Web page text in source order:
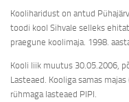
Kooliharidust on antud
toodi kool Sihvale selleks
praegune koolimaja. 1998.
Kooli liik muutus 30.05.2006,
Lasteaed. Kooliga samas
rühmaga lasteaed PIPI.